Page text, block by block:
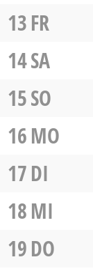
13FR
14SA
15SO
16MO
17DI
18MI
19DO